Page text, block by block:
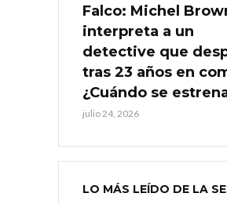
Falco: Michel
interpreta a un
detective que
tras 23 años en
¿Cuándo se
julio 24, 2026
LO MÁS LEÍDO DE LA